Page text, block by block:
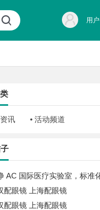
用
讯 • 活动频道
AC 国际医疗实验室，标准
析
配眼镜 上海配眼镜
配眼镜 上海配眼镜